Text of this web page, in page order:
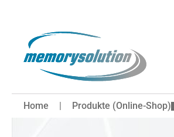
Home Produkte (Online-Shop)